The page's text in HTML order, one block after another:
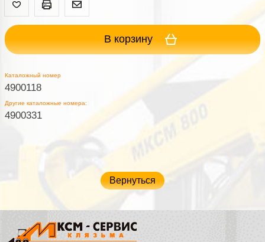
В корзину
Каталожный номер
4900118
Другие каталожные номера:
4900331
Вернуться